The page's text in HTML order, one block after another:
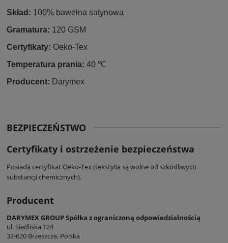
Skład: 100% bawełna satynowa
Gramatura: 120 GSM
Certyfikaty: Oeko-Tex
Temperatura prania: 40 ℃
Producent: Darymex
BEZPIECZEŃSTWO
Certyfikaty i ostrzeżenie bezpieczeństwa
Posiada certyfikat Oeko-Tex (tekstylia są wolne od szkodliwych
substancji chemicznych).
Producent
DARYMEX GROUP Spółka z ograniczoną odpowiedzialnością
ul. Siedliska 124
32-620 Brzeszcze, Polska